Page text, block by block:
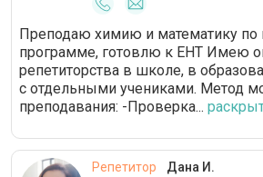
Преподаю химию и математику
программе, готовлю к ЕНТ Имею
репетиторства в школе, в
с отдельными учениками. Метод
преподавания: -Проверка...
Репетитор
Дана И.